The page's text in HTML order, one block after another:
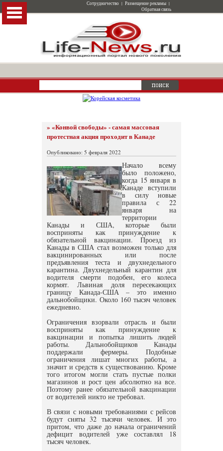
Сотрудничество | Размещение рекламы |
Обратная связь
» «Конвой свободы» - самая массовая
протестная акция проходит в Канаде
Опубликовано: 5 февраля 2022
Начало всему
было положено,
когда 15 января в
Канаде вступили
в силу новые
правила с 22
января на
территории
Канады и США, которые были
восприняты как принуждение к
обязательной вакцинации. Проезд из
Канады в США стал возможен только для
вакцинированных или после
предъявления теста и двухнедельного
карантина. Двухнедельный карантин для
водителя смерти подобен, его колеса
кормят. Львиная доля пересекающих
границу Канада-США – это именно
дальнобойщики. Около 160 тысяч человек
ежедневно.
Ограничения взорвали отрасль и были
восприняты как принуждение к
вакцинации и попытка лишить людей
работы. Дальнобойщиков Канады
поддержали фермеры. Подобные
ограничения лишат многих работы, а
значит и средств к существованию. Кроме
того итогом могли стать пустые полки
магазинов и рост цен абсолютно на все.
Поэтому ранее обязательной вакцинации
от водителей никто не требовал.
В связи с новыми требованиями с рейсов
будут сняты 32 тысячи человек. И это
притом, что даже до начала ограничений
дефицит водителей уже составлял 18
тысяч человек.